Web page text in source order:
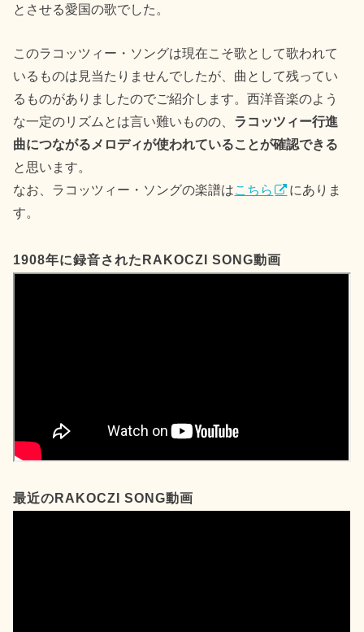
とさせる愛国の歌でした。
このラコッツィー・ソングは現在こそ歌として歌われて
いるものは見当たりませんでしたが、曲として残ってい
るものがありましたのでご紹介します。西洋音楽のよう
な一定のリズムとは言い難いものの、 ラコッツィー行進
曲につながるメロディが使われていることが確認できる
と思います。
なお、ラコッツィー・ソングの楽譜はこちら
にありま
す。
1908年に録音されたRAKOCZI SONG動画
最近のRAKOCZI SONG動画